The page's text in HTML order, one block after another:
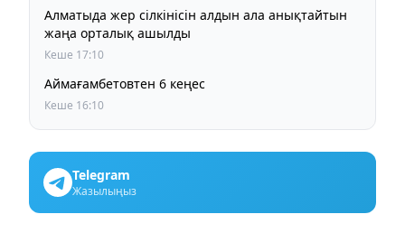
Алматыда жер сілкінісін алдын ала анықтайтын
жаңа орталық ашылды
Кеше 17:10
Аймағамбетовтен 6 кеңес
Кеше 16:10
Telegram
Жазылыңыз